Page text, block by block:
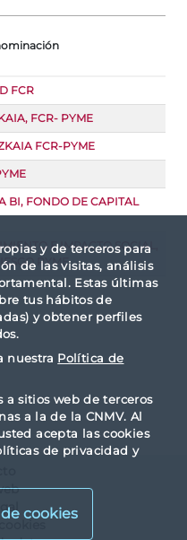
y de terceros para
de las visitas, análisis
Estas últimas
tus hábitos de
y obtener perfiles
nuestra Política de
a sitios web de terceros
a la de la CNMV. Al
acepta las cookies
de privacidad y
cookies
FCR
FCR- PYME
FCR-PYME
BI, FONDO DE CAPITAL
E IMPACTO SOCIAL,
PYME